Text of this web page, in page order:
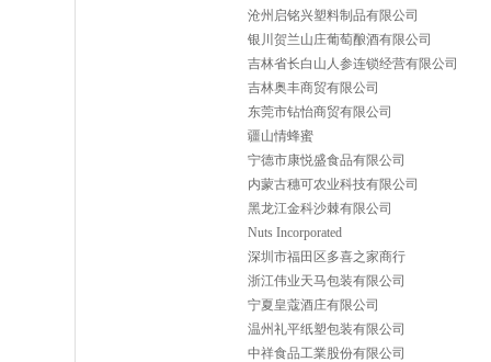
沧州启铭兴塑料制品有限公司
银川贺兰山庄葡萄酿酒有限公司
吉林省长白山人参连锁经营有限公司
吉林奥丰商贸有限公司
东莞市钻怡商贸有限公司
疆山情蜂蜜
宁德市康悦盛食品有限公司
内蒙古穗可农业科技有限公司
黑龙江金科沙棘有限公司
Nuts Incorporated
深圳市福田区多喜之家商行
浙江伟业天马包装有限公司
宁夏皇蔻酒庄有限公司
温州礼平纸塑包装有限公司
中祥食品工業股份有限公司